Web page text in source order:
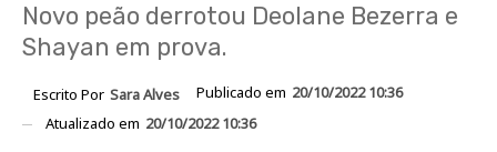
Novo peão derrotou Deolane Bezerra e
Shayan em prova.
Escrito Por Sara Alves Publicado em 20/10/2022 10:36
Atualizado em 20/10/2022 10:36